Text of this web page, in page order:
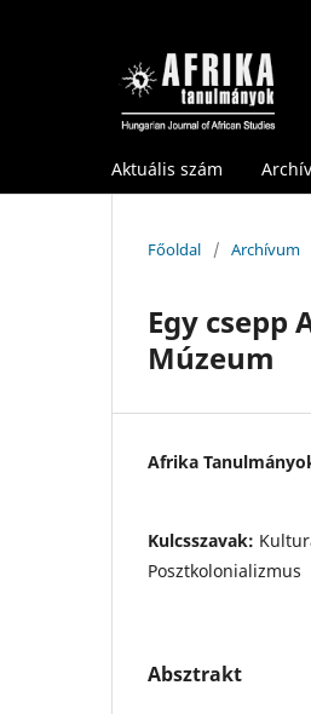
Aktuális szám
Főoldal / Archívum
Egy
Múzeum
Afrika
Kulcsszavak:
Posztkolonializmus
Absztrakt